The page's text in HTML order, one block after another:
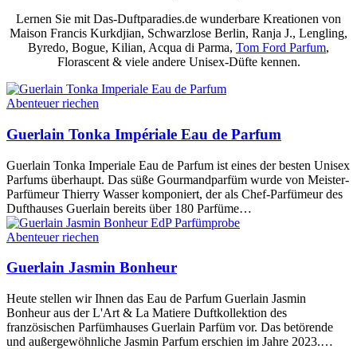
Lernen Sie mit Das-Duftparadies.de wunderbare Kreationen von
Maison Francis Kurkdjian, Schwarzlose Berlin, Ranja J., Lengling,
Byredo, Bogue, Kilian, Acqua di Parma, Tom Ford Parfum,
Florascent & viele andere Unisex-Düfte kennen.
Abenteuer riechen
Guerlain Tonka Impériale Eau de Parfum
Guerlain Tonka Imperiale Eau de Parfum ist eines der besten Unisex
Parfums überhaupt. Das süße Gourmandparfüm wurde von Meister-
Parfümeur Thierry Wasser komponiert, der als Chef-Parfümeur des
Dufthauses Guerlain bereits über 180 Parfüme…
Abenteuer riechen
Guerlain Jasmin Bonheur
Heute stellen wir Ihnen das Eau de Parfum Guerlain Jasmin
Bonheur aus der L'Art & La Matiere Duftkollektion des
französischen Parfümhauses Guerlain Parfüm vor. Das betörende
und außergewöhnliche Jasmin Parfum erschien im Jahre 2023.…